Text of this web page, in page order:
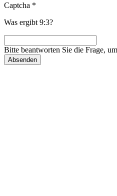
Captcha *
Was ergibt 9:3?
Bitte beantworten Sie die Frage,
Absenden